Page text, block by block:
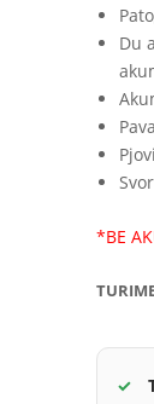
Du
*BE